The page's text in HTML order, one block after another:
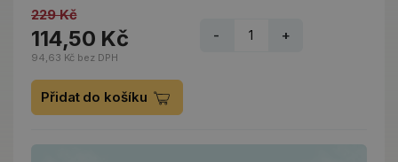
229 Kč
114,50 Kč
94,63 Kč bez DPH
- +
Přidat do košíku